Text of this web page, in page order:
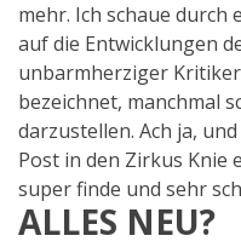
mehr. Ich schaue durch
auf die Entwicklungen
unbarmherziger
bezeichnet, manchmal
darzustellen. Ach ja,
Post in den Zirkus Knie
super finde und sehr
ALLES NEU?